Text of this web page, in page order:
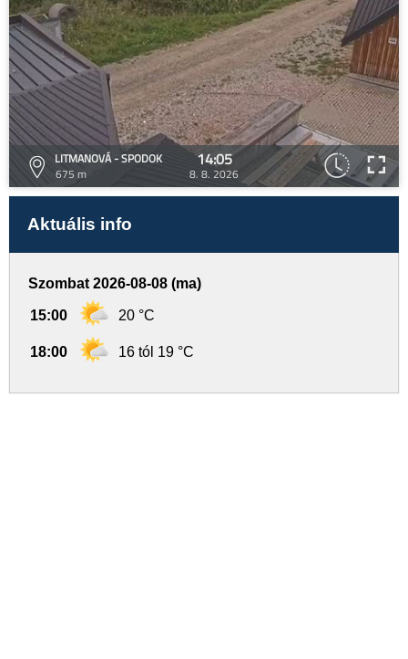
LITMANOVÁ - SPODOK
675 m
14:05
8. 8. 2026
Aktuális info
Szombat 2026-08-08 (ma)
15:00 20 °C
18:00 16 tól 19 °C